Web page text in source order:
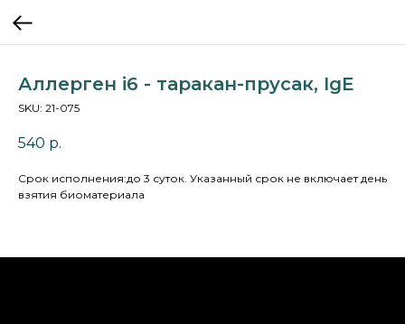
Аллерген i6 - таракан-прусак, IgE
SKU: 21-075
540 р.
Cрок исполнения:до 3 суток. Указанный срок не включает день
взятия биоматериала